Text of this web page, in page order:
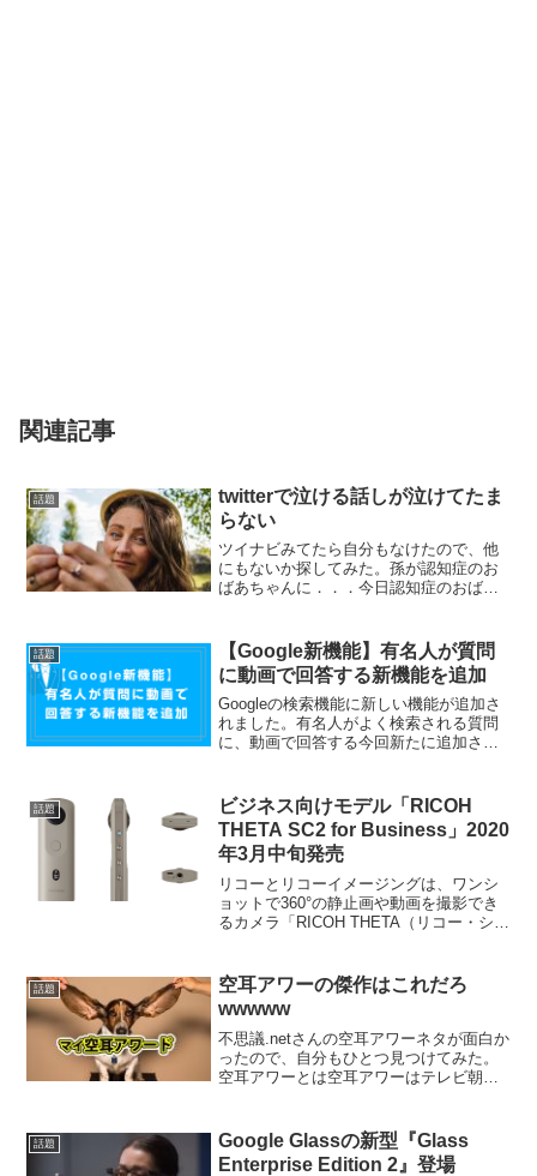
関連記事
話題
twitterで泣ける話しが泣けてたま
らない
ツイナビみてたら自分もなけたので、他
にもないか探してみた。孫が認知症のお
ばあちゃんに．．．今日認知症のおばあ
らない」っていうのに対してすごく無邪
気な笑顔で「ぼくはおばあ...
話題
【Google新機能】有名人が質問
に動画で回答する新機能を追加
Googleの検索機能に新しい機能が追加さ
れました。有名人がよく検索される質問
に、動画で回答する今回新たに追加され
がcovid-19に関連した一連のサービスの
一環...
話題
ビジネス向けモデル「RICOH
THETA SC2 for Business」2020
年3月中旬発売
リコーとリコーイメージングは、ワンシ
ョットで360°の静止画や動画を撮影でき
るカメラ「RICOH THETA（リコー・シー
「RICOH THETA SC2 ...
話題
空耳アワーの傑作はこれだろ
wwwww
不思議.netさんの空耳アワーネタが面白か
ったので、自分もひとつ見つけてみた。
空耳アワーとは空耳アワーはテレビ朝日
が言ったか知らないが、言われてみれば
確かに聞こえる「空...
話題
Google Glassの新型『Glass
Enterprise Edition 2』登場